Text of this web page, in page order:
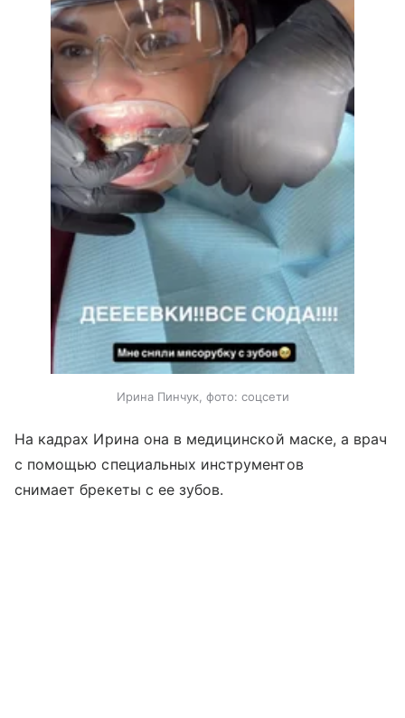
Ирина Пинчук, фото: соцсети
На кадрах Ирина она в медицинской маске, а врач
с помощью специальных инструментов
снимает брекеты с ее зубов.